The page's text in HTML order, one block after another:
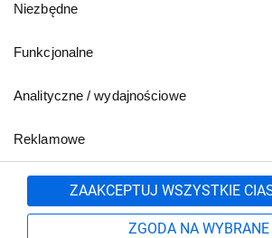
zgody
Niezbędne
Funkcjonalne
Analityczne / wydajnościowe
Reklamowe
ZAAKCEPTUJ WSZYSTKIE
ZGODA NA WYBRANE
801 500 700 lub
71 37
Formularz kontaktowy